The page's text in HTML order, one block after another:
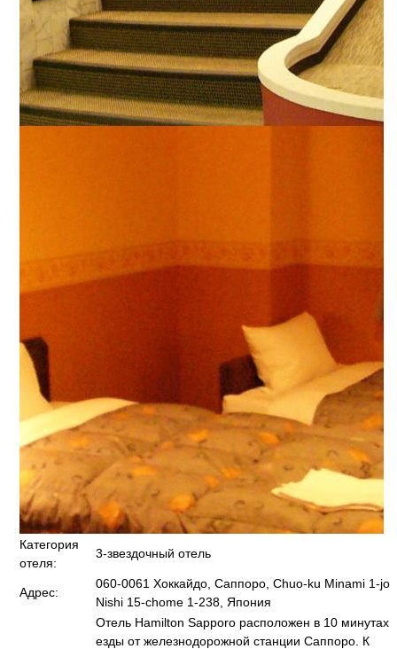
Категория
отеля:
3-звездочный отель
Адрес:
060-0061 Хоккайдо, Саппоро, Chuo-ku Minami 1-jo
Nishi 15-chome 1-238, Япония
Отель Hamilton Sapporo расположен в 10 минутах
езды от железнодорожной станции Саппоро. К